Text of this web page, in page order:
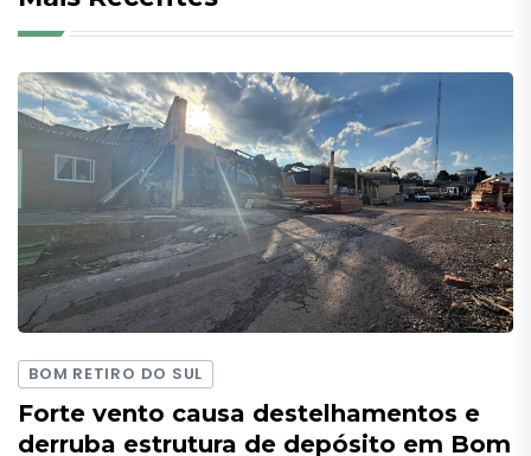
BOM RETIRO DO SUL
Forte vento causa destelhamentos e
derruba estrutura de depósito em Bom